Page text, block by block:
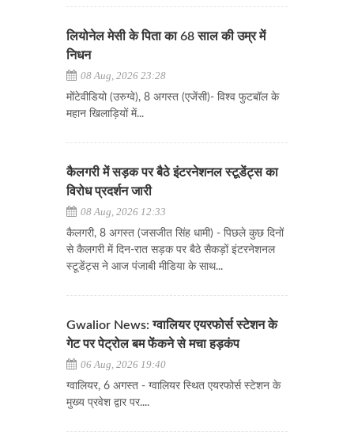
लियोनेल मेसी के पिता का 68 साल की उम्र में
निधन
08 Aug, 2026 23:28
​​​​​​​मोंटेवीडियो (उरुग्वे), 8 अगस्त (एजेंसी)- विश्व फुटबॉल के
महान खिलाड़ियों में...
कैलगरी में सड़क पर बैठे इंटरनेशनल स्टूडेंट्स का
विरोध प्रदर्शन जारी
08 Aug, 2026 12:33
कैलगरी, 8 अगस्त (जसजीत सिंह धामी) - पिछले कुछ दिनों
से कैलगरी में दिन-रात सड़क पर बैठे सैकड़ों इंटरनेशनल
स्टूडेंट्स ने आज पंजाबी मीडिया के साथ...
Gwalior News: ग्वालियर एयरफोर्स स्टेशन के
गेट पर पेट्रोल बम फेंकने से मचा हड़कंप
06 Aug, 2026 19:40
ग्वालियर, 6 अगस्त - ग्वालियर स्थित एयरफोर्स स्टेशन के
मुख्य प्रवेश द्वार पर....